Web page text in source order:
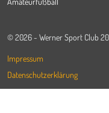
© 2026 - Werner Sport Club
Impressum
Datenschutzerklärung